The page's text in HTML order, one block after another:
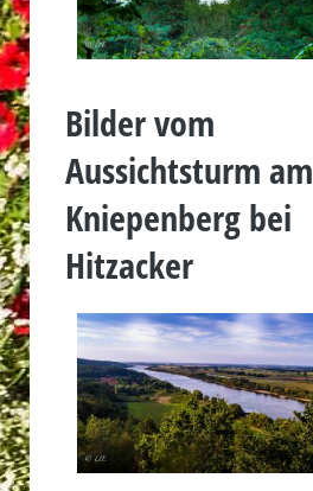
Bilder vom
Aussichtsturm am
Kniepenberg bei
Hitzacker